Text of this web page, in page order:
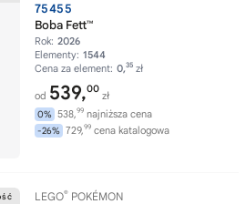
75455
Boba Fett™
Rok: 2026
Elementy: 1544
Cena za element: 0,35 zł
od 539,00
zł
0% 538,99 najniższa cena
-26% 729,99 cena katalogowa
LEGO® POKÉMON